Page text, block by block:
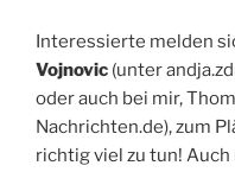
Interessierte melden
Vojnovic (unter
oder auch bei mir,
Nachrichten.de), zum
richtig viel zu tun!